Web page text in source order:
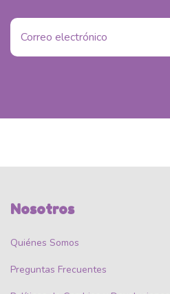
Nosotros
Quiénes Somos
Preguntas Frecuentes